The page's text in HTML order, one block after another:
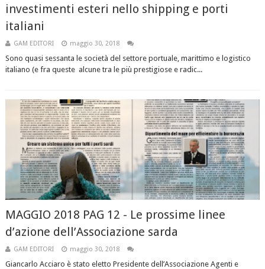
investimenti esteri nello shipping e porti
italiani
GAM EDITORI maggio 30, 2018
Sono quasi sessanta le società del settore portuale, marittimo e logistico
italiano (e fra queste alcune tra le più prestigiose e radic...
MAGGIO 2018 PAG 12 - Le prossime linee
d’azione dell’Associazione sarda
GAM EDITORI maggio 30, 2018
Giancarlo Acciaro è stato eletto Presidente dell’Associazione Agenti e